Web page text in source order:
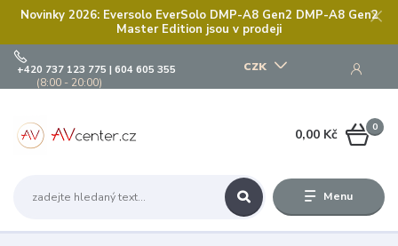
Novinky 2026: Eversolo EverSolo DMP-A8 Gen2 DMP-A8 Gen2
Master Edition jsou v prodeji
Menu
CZK
+420 737 123 775 | 604 605 355
(8:00 - 20:00)
0
0,00 Kč